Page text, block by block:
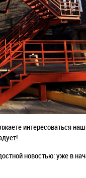
интересоваться
новостью: уже в